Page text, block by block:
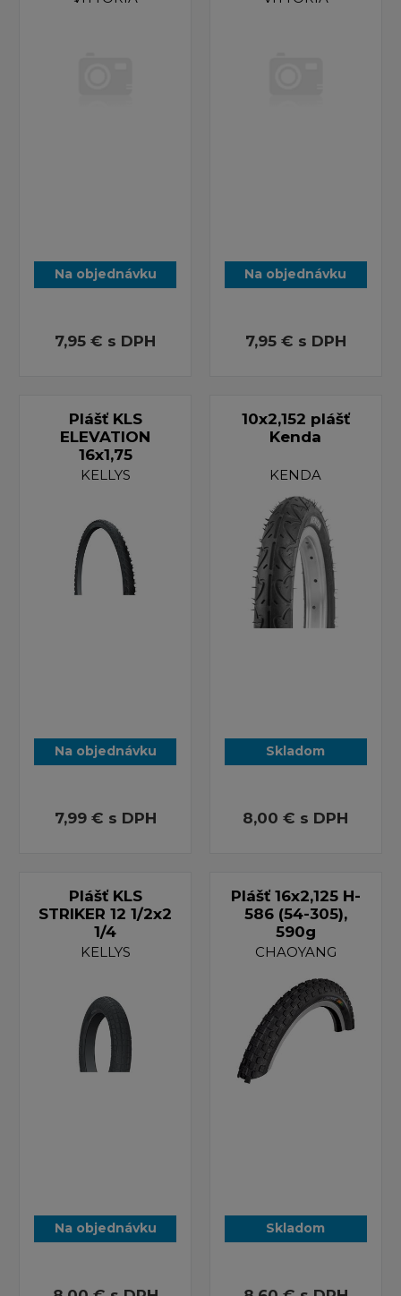
Na objednávku
7,95 € s DPH
Na objednávku
7,95 € s DPH
Plášť KLS
ELEVATION
16x1,75
KELLYS
Na objednávku
7,99 € s DPH
10x2,152 plášť
Kenda
KENDA
Skladom
8,00 € s DPH
Plášť KLS
STRIKER 12 1/2x2
1/4
KELLYS
Na objednávku
Plášť 16x2,125 H-
586 (54-305),
590g
CHAOYANG
Skladom